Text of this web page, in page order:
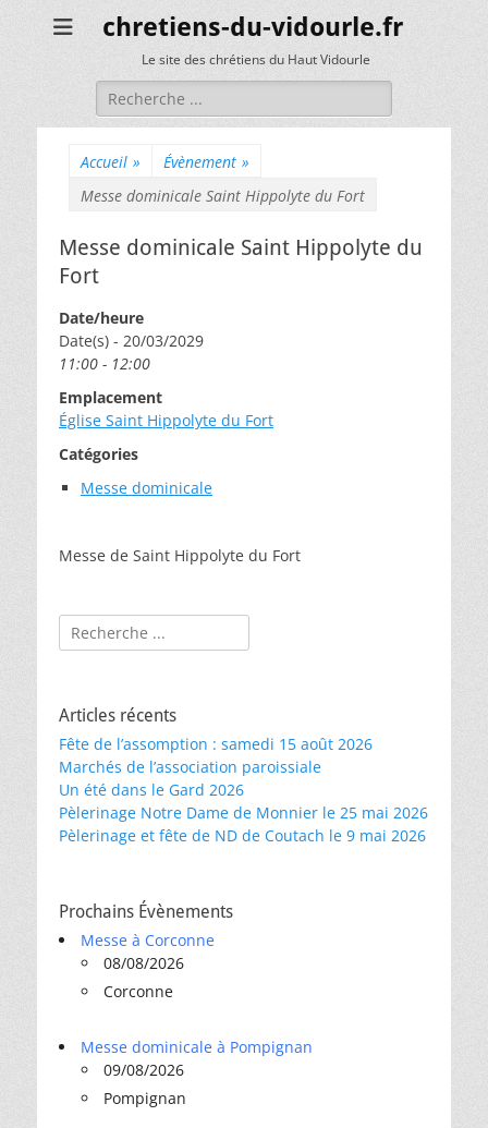
chretiens-du-vidourle.fr
Le site des chrétiens du Haut Vidourle
Rechercher :
Accueil » Évènement »
Messe dominicale Saint Hippolyte du Fort
Messe dominicale Saint Hippolyte du
Fort
Date/heure
Date(s) - 20/03/2029
11:00 - 12:00
Emplacement
Église Saint Hippolyte du Fort
Catégories
Messe dominicale
Messe de Saint Hippolyte du Fort
Rechercher :
Articles récents
Fête de l’assomption : samedi 15 août 2026
Marchés de l’association paroissiale
Un été dans le Gard 2026
Pèlerinage Notre Dame de Monnier le 25 mai 2026
Pèlerinage et fête de ND de Coutach le 9 mai 2026
Prochains Évènements
Messe à Corconne
08/08/2026
Corconne
Messe dominicale à Pompignan
09/08/2026
Pompignan